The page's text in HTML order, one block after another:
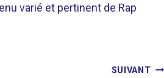
varié et pertinent de Rap
SUIVANT